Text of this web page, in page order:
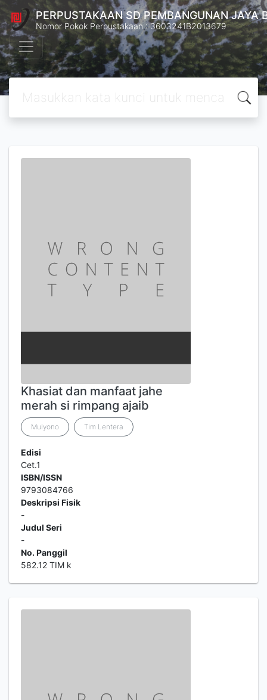
PERPUSTAKAAN SD PEMBANGUNAN JAYA
Nomor Pokok Perpustakaan : 3603241B2013679
Khasiat dan manfaat jahe
merah si rimpang ajaib
Mulyono Tim Lentera
Edisi
Cet.1
ISBN/ISSN
9793084766
Deskripsi Fisik
-
Judul Seri
-
No. Panggil
582.12 TIM k